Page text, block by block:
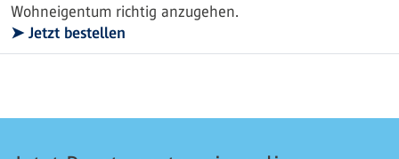
Wohneigentum richtig anzugehen.
➤ Jetzt bestellen